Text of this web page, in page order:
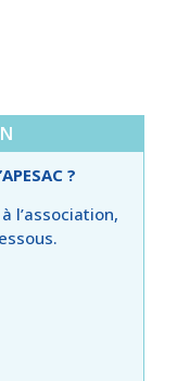
?
l’association,